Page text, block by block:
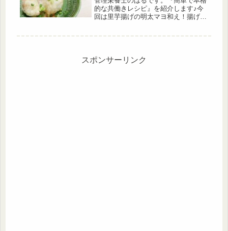
的な共働きレシピ』を紹介します♪今
回は里芋揚げの明太マヨ和え！揚げた
スポンサーリンク